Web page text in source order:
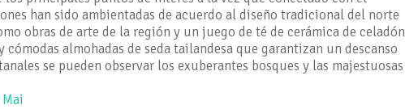
han sido ambientadas de acuerdo al diseño tradicional del norte
obras de arte de la región y un juego de té de cerámica de celadón
almohadas de seda tailandesa que garantizan un descanso
se pueden observar los exuberantes bosques y las majestuosas